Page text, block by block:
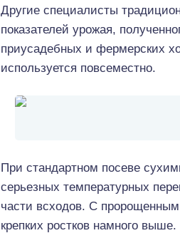
Другие специалисты
показателей урожая,
приусадебных и фермерских
используется повсеместно.
При стандартном посеве
серьезных температурных
части всходов. С
крепких ростков намного